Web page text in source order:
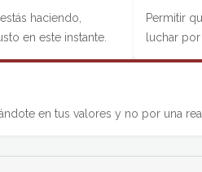
haciendo,
en este instante.
Permitir
luchar
en tus valores y no por una